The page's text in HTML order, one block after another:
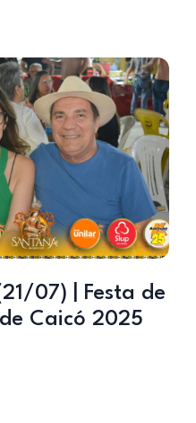
07) | Festa de
Caicó 2025